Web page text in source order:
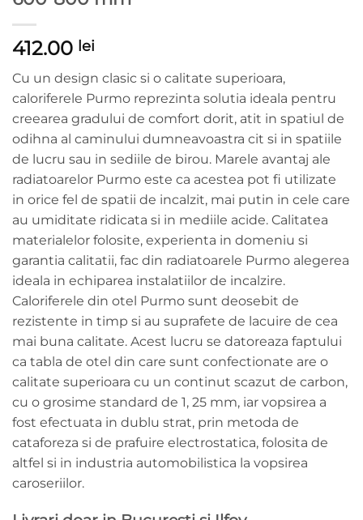
412.00 lei
Cu un design clasic si o calitate superioara,
caloriferele Purmo reprezinta solutia ideala pentru
creearea gradului de comfort dorit, atit in spatiul de
odihna al caminului dumneavoastra cit si in spatiile
de lucru sau in sediile de birou. Marele avantaj ale
radiatoarelor Purmo este ca acestea pot fi utilizate
in orice fel de spatii de incalzit, mai putin in cele care
au umiditate ridicata si in mediile acide. Calitatea
materialelor folosite, experienta in domeniu si
garantia calitatii, fac din radiatoarele Purmo alegerea
ideala in echiparea instalatiilor de incalzire.
Caloriferele din otel Purmo sunt deosebit de
rezistente in timp si au suprafete de lacuire de cea
mai buna calitate. Acest lucru se datoreaza faptului
ca tabla de otel din care sunt confectionate are o
calitate superioara cu un continut scazut de carbon,
cu o grosime standard de 1, 25 mm, iar vopsirea a
fost efectuata in dublu strat, prin metoda de
cataforeza si de prafuire electrostatica, folosita de
altfel si in industria automobilistica la vopsirea
caroseriilor.